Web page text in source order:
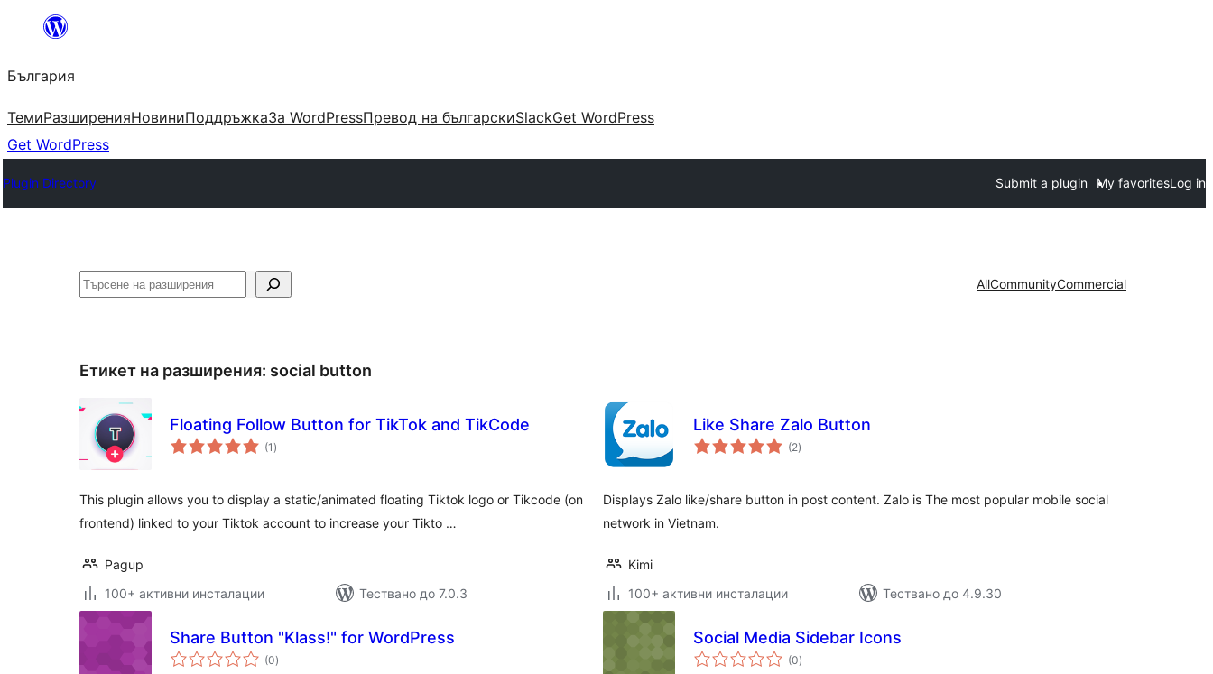
България
ТемиРазширенияНовиниПоддръжкаЗа WordPressПревод на българскиSlackGet WordPress
Get WordPress
Plugin Directory Submit a plugin My favoritesLog in
Търсене AllCommunityCommercial
Етикет на разширения: social button
Floating Follow Button for TikTok and TikCode
(1 общо
оценки
)
This plugin allows you to display a static/animated floating Tiktok logo or Tikcode (on
frontend) linked to your Tiktok account to increase your Tikto …
Pagup
100+ активни инсталации
Тествано до 7.0.3
Like Share Zalo Button
(2общо
оценки
)
Displays Zalo like/share button in post content. Zalo is The most popular mobile social
network in Vietnam.
Kimi
100+ активни инсталации
Тествано до 4.9.30
Share Button "Klass!" for WordPress
(0общо
оценки
)
Social Media Sidebar Icons
(0общо
оценки
)